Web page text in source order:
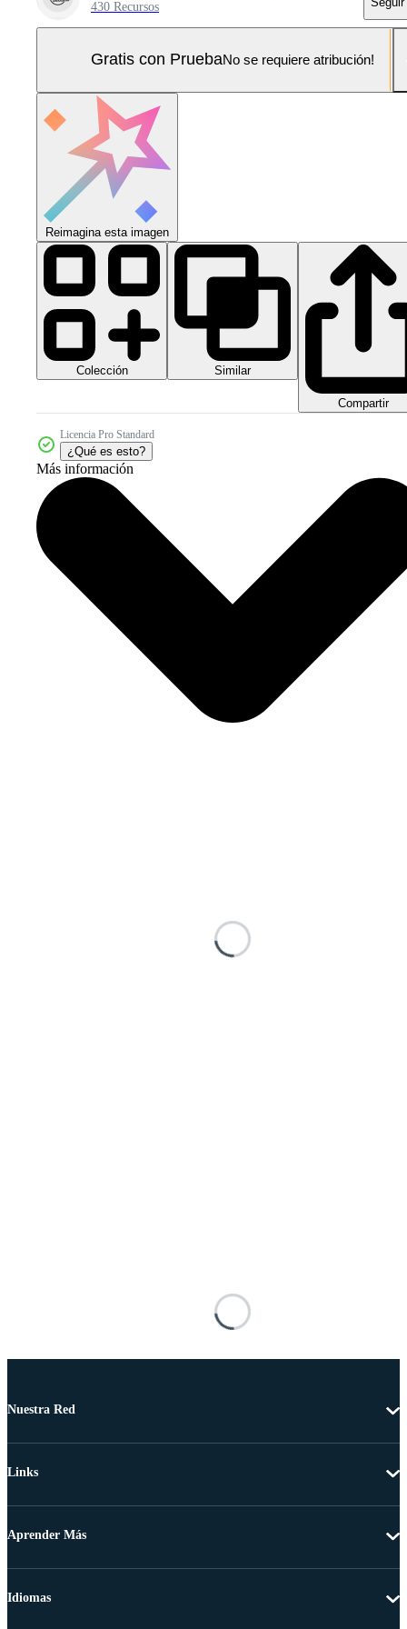
430 Recursos
Gratis con PruebaNo se requiere atribución!
Reimagina esta imagen
Colección Similar
Compartir
Licencia Pro Standard
¿Qué es esto?
Más información
Nuestra Red
Links
Aprender Más
Idiomas